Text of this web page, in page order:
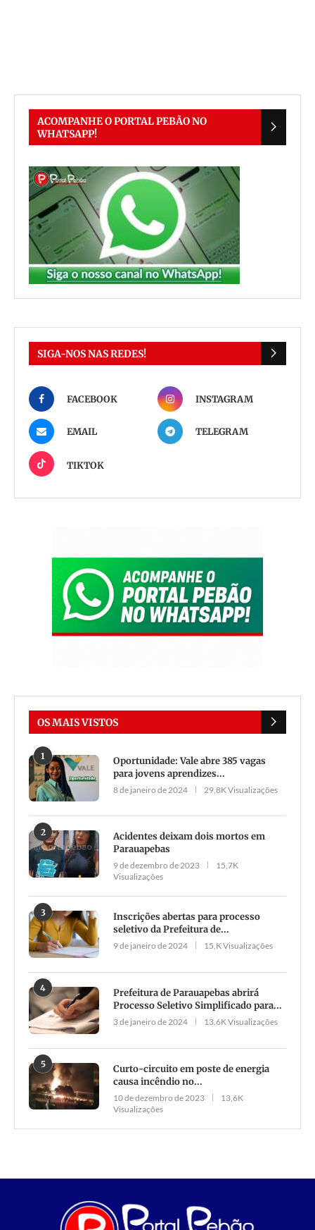
ACOMPANHE O PORTAL PEBÃO NO
WHATSAPP!
SIGA-NOS NAS REDES!
FACEBOOK INSTAGRAM
EMAIL TELEGRAM
TIKTOK
OS MAIS VISTOS
1
Oportunidade: Vale abre 385 vagas
para jovens aprendizes...
8 de janeiro de 2024 29,8K Visualizações
2
Acidentes deixam dois mortos em
Parauapebas
9 de dezembro de 2023
15,7K
Visualizações
3
Inscrições abertas para processo
seletivo da Prefeitura de...
9 de janeiro de 2024 15,K Visualizações
4
Prefeitura de Parauapebas abrirá
Processo Seletivo Simplificado para...
3 de janeiro de 2024 13,6K Visualizações
5
Curto-circuito em poste de energia
causa incêndio no...
10 de dezembro de 2023
13,6K
Visualizações